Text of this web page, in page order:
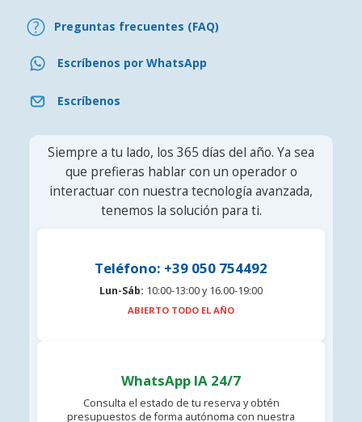
Preguntas frecuentes (FAQ)
Escríbenos por WhatsApp
Escríbenos
Siempre a tu lado, los 365 días del año. Ya sea
que prefieras hablar con un operador o
interactuar con nuestra tecnología avanzada,
tenemos la solución para ti.
Teléfono: +39 050 754492
Lun-Sáb: 10:00-13:00 y 16.00-19:00
ABIERTO TODO EL AÑO
WhatsApp IA 24/7
Consulta el estado de tu reserva y obtén
presupuestos de forma autónoma con nuestra